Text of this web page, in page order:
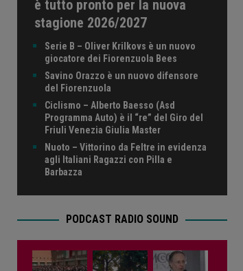
è tutto pronto per la nuova
stagione 2026/2027
Serie B – Oliver Krilkovs è un nuovo
giocatore dei Fiorenzuola Bees
Savino Orazzo è un nuovo difensore
del Fiorenzuola
Ciclismo – Alberto Baesso (Asd
Programma Auto) è il “re” del Giro del
Friuli Venezia Giulia Master
Nuoto – Vittorino da Feltre in evidenza
agli Italiani Ragazzi con Pilla e
Barbazza
PODCAST RADIO SOUND